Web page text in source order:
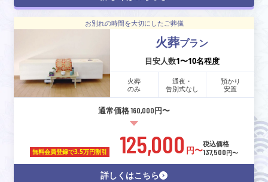
お別れの時間を大切にしたご葬儀
火葬プラン
目安人数1〜10名程度
火葬
のみ
通夜・
告別式なし
預かり
安置
通常価格 160,000円〜
無料会員登録で3.5万円割引 125,000 円〜
税込価格
137,500円〜
詳しくはこちら